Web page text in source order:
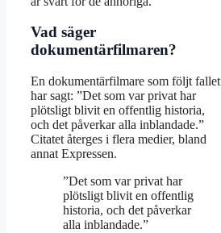
Vad säger
dokumentärfilmaren?
En dokumentärfilmare som följt fallet
har sagt: ”Det som var privat har
plötsligt blivit en offentlig historia,
och det påverkar alla inblandade.”
Citatet återges i flera medier, bland
annat Expressen.
”Det som var privat har
plötsligt blivit en offentlig
historia, och det påverkar
alla inblandade.”